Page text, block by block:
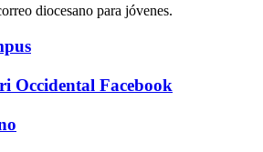
diocesano para jóvenes.
Occidental Facebook